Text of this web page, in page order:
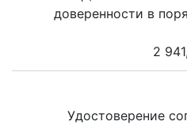
доверенности в
2
Удостоверение